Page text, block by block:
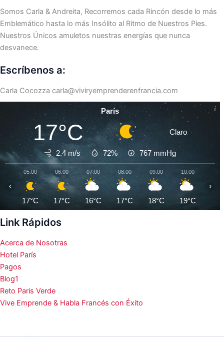
Somos Carla & Andreita, Recorremos cada Rincón desde lo más
Emblemático hasta lo más Insólito al Ritmo de Nuestros Pies.
Nuestros Únicos amuletos nuestras energías que nunca
desvanece.
Escríbenos a:
Carla Cocozza carla@viviryemprenderenfrancia.com
París
17°C Claro
2.4 m/s 72% 767 mmHg
05:00
17°C
06:00
17°C
07:00
16°C
08:00
17°C
09:00
18°C
10:00
19°C
‹ ›
Link Rápidos
Acerca de Nosotras
Hotel París
Pagos
Blog1
Reto Paris Verde
Vive Emprende & Habla Francés con Éxito